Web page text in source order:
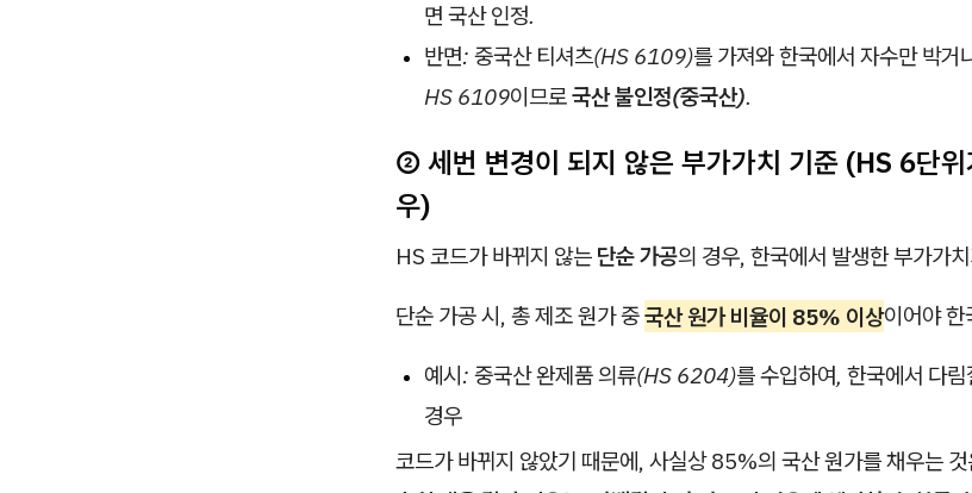
면 국산 인정.
반면: 중국산 티셔츠(HS 6109)를 가져와 한국에서 자수만 박거
HS 6109이므로국산 불인정(중국산).
② 세번 변경이 되지 않은 부가가치 기준 (HS 6단위
우)
HS 코드가 바뀌지 않는 단순 가공의 경우, 한국에서 발생한 부가가
단순 가공 시, 총 제조 원가 중국산 원가 비율이 85% 이상이어야 한
예시: 중국산 완제품 의류(HS 6204)를 수입하여, 한국에서 다림
경우
코드가 바뀌지 않았기 때문에, 사실상 85%의 국산 원가를 채우는